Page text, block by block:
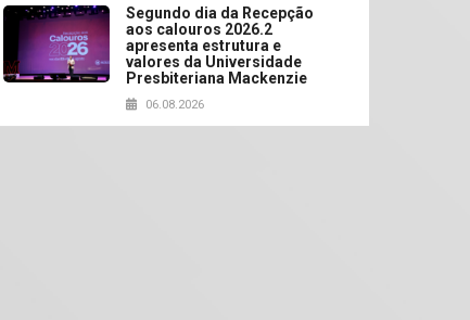
Segundo dia da Recepção
aos calouros 2026.2
apresenta estrutura e
valores da Universidade
Presbiteriana Mackenzie
06.08.2026